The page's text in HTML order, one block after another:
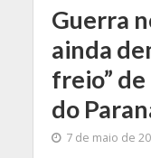
Guerra
ainda
freio”
do
7 de maio de